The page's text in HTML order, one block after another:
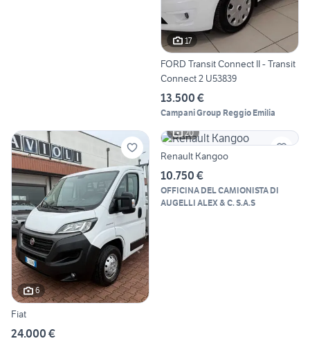
17
FORD Transit Connect II - Transit
Connect 2 U53839
13.500 €
Campani Group Reggio Emilia
6
Fiat
24.000 €
20
Renault Kangoo
10.750 €
OFFICINA DEL CAMIONISTA DI
AUGELLI ALEX & C. S.A.S